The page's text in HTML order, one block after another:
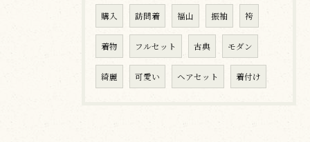
購入 訪問着 福山 振袖 袴
着物 フルセット 古典 モダン
綺麗 可愛い ヘアセット 着付け